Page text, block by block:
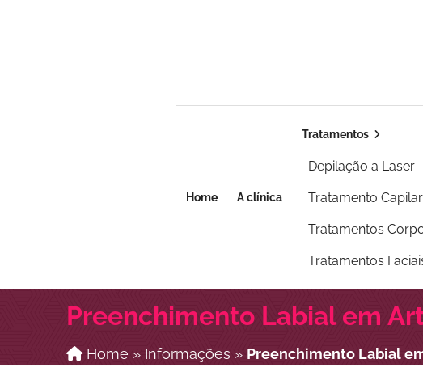
Home A clínica
Tratamentos
Depilação a Laser
Tratamento Capilar
Tratamentos
Tratamentos
Preenchimento Labial em
Home » Informações » Preenchimento Labial